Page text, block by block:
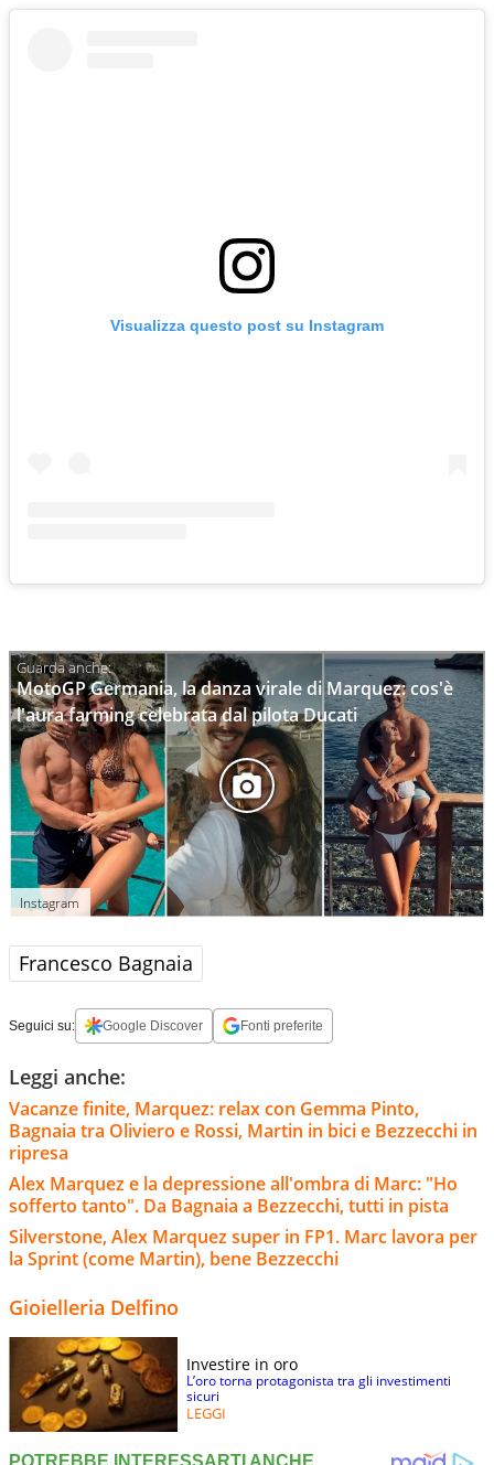
Visualizza questo post su Instagram
MotoGP Germania, la danza virale di Marquez: cos'è
l'aura farming celebrata dal pilota Ducati
Instagram
Francesco Bagnaia
Seguici su: Google Discover Fonti preferite
Leggi anche:
Vacanze finite, Marquez: relax con Gemma Pinto,
Bagnaia tra Oliviero e Rossi, Martin in bici e Bezzecchi in
ripresa
Alex Marquez e la depressione all'ombra di Marc: "Ho
sofferto tanto". Da Bagnaia a Bezzecchi, tutti in pista
Silverstone, Alex Marquez super in FP1. Marc lavora per
la Sprint (come Martin), bene Bezzecchi
Gioielleria Delfino
Investire in oro
L’oro torna protagonista tra gli investimenti
sicuri
LEGGI